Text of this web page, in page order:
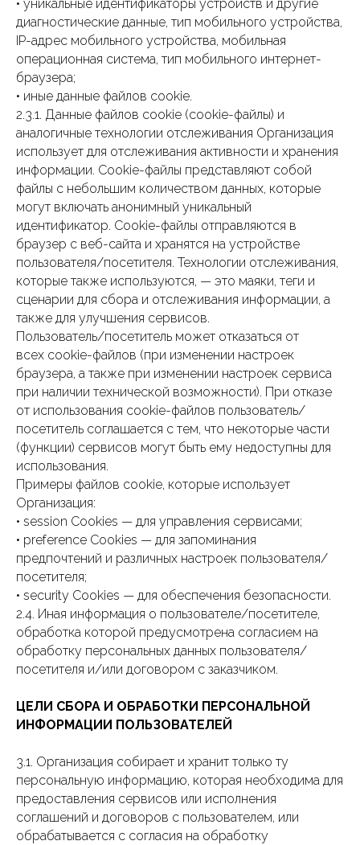
• уникальные идентификаторы устройств и другие
диагностические данные, тип мобильного устройства,
IP-адрес мобильного устройства, мобильная
операционная система, тип мобильного интернет-
браузера;
• иные данные файлов cookie.
2.3.1. Данные файлов cookie (сookie-файлы) и
аналогичные технологии отслеживания Организация
использует для отслеживания активности и хранения
информации. Сookie-файлы представляют собой
файлы с небольшим количеством данных, которые
могут включать анонимный уникальный
идентификатор. Cookie-файлы отправляются в
браузер с веб-сайта и хранятся на устройстве
пользователя/посетителя. Технологии отслеживания,
которые также используются, — это маяки, теги и
сценарии для сбора и отслеживания информации, а
также для улучшения сервисов.
Пользователь/посетитель может отказаться от
всех cookie-файлов (при изменении настроек
браузера, а также при изменении настроек сервиса
при наличии технической возможности). При отказе
от использования cookie-файлов пользователь/
посетитель соглашается с тем, что некоторые части
(функции) сервисов могут быть ему недоступны для
использования.
Примеры файлов cookie, которые использует
Организация:
• session Cookies — для управления сервисами;
• preference Cookies — для запоминания
предпочтений и различных настроек пользователя/
посетителя;
• security Cookies — для обеспечения безопасности.
2.4. Иная информация о пользователе/посетителе,
обработка которой предусмотрена согласием на
обработку персональных данных пользователя/
посетителя и/или договором с заказчиком.
ЦЕЛИ СБОРА И ОБРАБОТКИ ПЕРСОНАЛЬНОЙ
ИНФОРМАЦИИ ПОЛЬЗОВАТЕЛЕЙ
3.1. Организация собирает и хранит только ту
персональную информацию, которая необходима для
предоставления сервисов или исполнения
соглашений и договоров с пользователем, или
обрабатывается с согласия на обработку